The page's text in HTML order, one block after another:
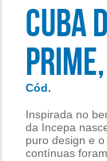
CUBA
Cód.
Inspirada no
da Incepa
puro design e
contínuas